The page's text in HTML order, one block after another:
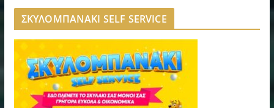
ΣΚΥΛΟΜΠΑΝΑΚΙ SELF SERVICE